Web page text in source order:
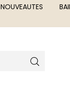
NOUVEAUTES